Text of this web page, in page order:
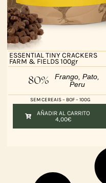
ESSENTIAL TINY CRACKERS
FARM & FIELDS 100gr
80%
Frango, Pato,
Peru
SEM CEREAIS – BOF – 100G
AÑADIR AL CARRITO
4,00€